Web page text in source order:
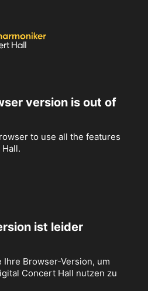
version is out of
to use all the features
ist leider
Browser-Version, um
Concert Hall nutzen zu